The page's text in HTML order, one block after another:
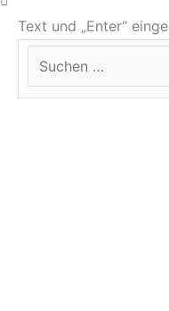
Text und „Enter“